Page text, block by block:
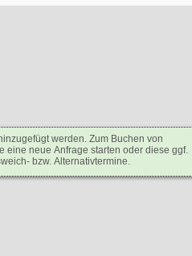
werden. Zum Buchen von
eine neue Anfrage starten oder diese ggf.
bzw. Alternativtermine.